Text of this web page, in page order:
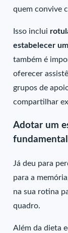
quem convive
Isso inclui
estabelecer
também é
oferecer
grupos de
compartilhar
Adotar um
fundamental
Já deu para
para a
na sua rotina
quadro.
Além da dieta